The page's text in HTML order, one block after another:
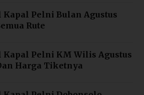
Kapal Pelni Bulan Agustus
Rute
Kapal Pelni KM Wilis Agustus
Harga Tiketnya